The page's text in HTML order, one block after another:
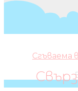
Сгъваема